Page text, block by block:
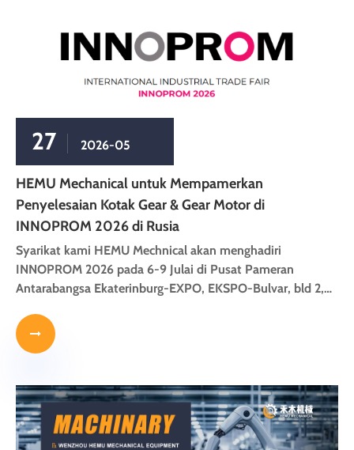
27 2026-05
HEMU Mechanical untuk Mempamerkan
Penyelesaian Kotak Gear & Gear Motor di
INNOPROM 2026 di Rusia
Syarikat kami HEMU Mechnical akan menghadiri
INNOPROM 2026 pada 6-9 Julai di Pusat Pameran
Antarabangsa Ekaterinburg-EXPO, EKSPO-Bulvar, bld 2,